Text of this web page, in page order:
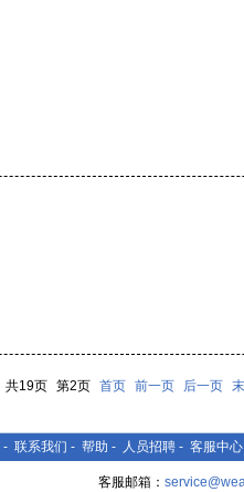
共19页 第2页 首页 前一页 后一页
- 联系我们 - 帮助 - 人员招聘 - 客服中心
客服邮箱：